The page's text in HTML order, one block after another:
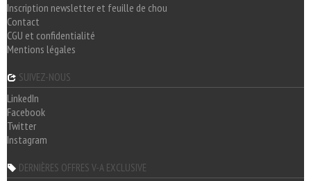
Inscription newsletter et feuille de chou
Contact
CGU et confidentialité
Mentions légales
SUIVEZ-NOUS
LinkedIn
Facebook
Twitter
Instagram
DERNIÈRES OFFRES V-A EXCLUSIVE